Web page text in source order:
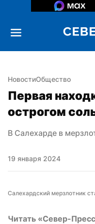
НовостиОбщество
Первая
острогом
В Салехарде в
19 января 2024
Салехардский мерзлотник
Читать «Север-